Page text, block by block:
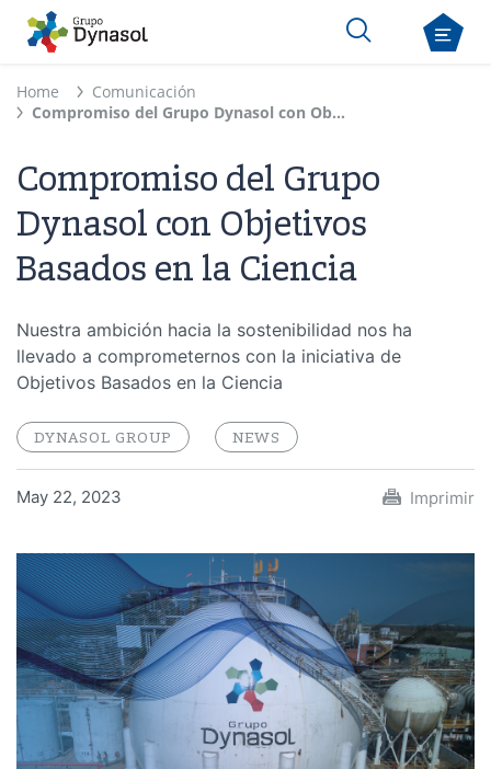
Home
Comunicación
Compromiso del Grupo Dynasol con Objetivos Basados ​​en la Ciencia
Compromiso del Grupo
Dynasol con Objetivos
Basados ​​en la Ciencia
Nuestra ambición hacia la sostenibilidad nos ha
llevado a comprometernos con la iniciativa de
Objetivos Basados en la Ciencia
DYNASOL GROUP NEWS
May 22, 2023 Imprimir